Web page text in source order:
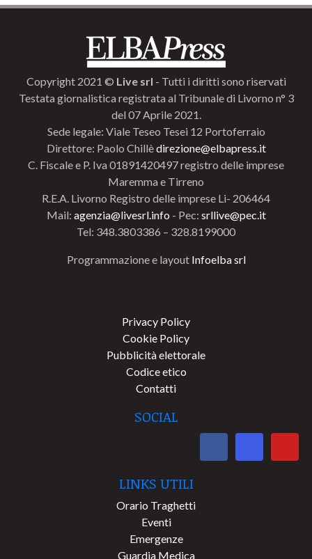
Copyright 2021 © Live srl - Tutti i diritti sono riservati
Testata giornalistica registrata al Tribunale di Livorno n° 3
del 07 Aprile 2021.
Sede legale: Viale Teseo Tesei 12 Portoferraio
Direttore: Paolo Chillèdirezione@elbapress.it
C. Fiscale e P. Iva 01891420497 registro delle imprese
Maremma e Tirreno
R.E.A. Livorno Registro delle imprese Li- 206464
Mail: agenzia@livesrl.info - Pec: srllive@pec.it
Tel: 348.3803386 – 328.8199000
Programmazione e layout Infoelba srl
Privacy Policy
Cookie Policy
Pubblicità elettorale
Codice etico
Contatti
SOCIAL
LINKS UTILI
Orario Traghetti
Eventi
Emergenze
Guardia Medica